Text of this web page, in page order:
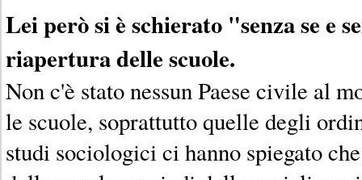
Lei però si è schierato "senza se e
riapertura delle scuole.
Non c'è stato nessun Paese civile al
le scuole, soprattutto quelle degli
studi sociologici ci hanno spiegato